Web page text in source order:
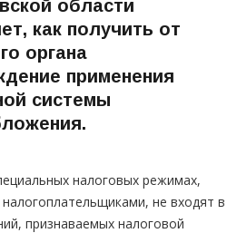
области
как получить от
органа
применения
системы
налоговых режимах,
не входят в
признаваемых налоговой